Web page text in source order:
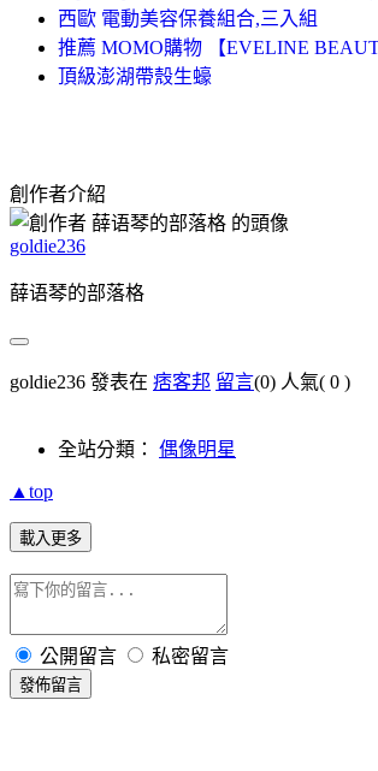
西歐 電動美容保養組合,三入組
推薦 MOMO購物 【EVELINE
頂級澎湖帶殼生蠔
創作者介紹
goldie236
薛语琴的部落格
goldie236 發表在 痞客邦 留言(0) 人氣( 0 )
全站分類： 偶像明星
▲top
載入更多
公開留言 私密留言
發佈留言